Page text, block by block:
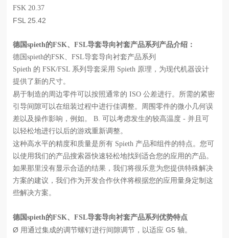
FSK 20.37
FSL 25.42
德国spieth的FSK、FSL导套导向衬套产品系列产品介绍：
德国spieth的FSK、FSL导套导向衬套产品系列
Spieth 的 FSK/FSL 系列导套采用 Spieth 原理，为现代机器设计
提供了新的尺寸。
易于制造的周边零件可以按照通常的 ISO 公差进行。所需的紧密
引导间隙可以在组装过程中进行佳调整。周围零件的微小几何误
差以及操作影响，例如。 B. 可以考虑发生的较高温度 - 并且可
以轻松地进行以后的游戏重新调整。
这种高水平的精度和质量是所有 Spieth 产品和组件的特点。您可
以使用我们的产品搜索器快速轻松地找到适合您的应用的产品。
如果那里没有显示合适的结果，我们将很乐意为您提供特殊解决
方案的建议，我们作为开发合作伙伴将根据您的应用量身定制这
些解决方案。
德国spieth的FSK、FSL导套导向衬套产品系列优势特点
Ø 用通过集成的调节螺钉进行间隙调节，以适应 G5 轴。